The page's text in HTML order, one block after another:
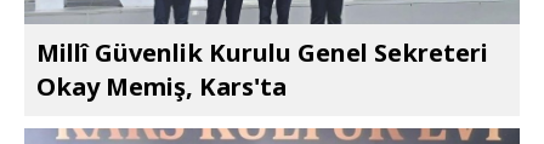
Millî Güvenlik Kurulu Genel Sekreteri
Okay Memiş, Kars'ta